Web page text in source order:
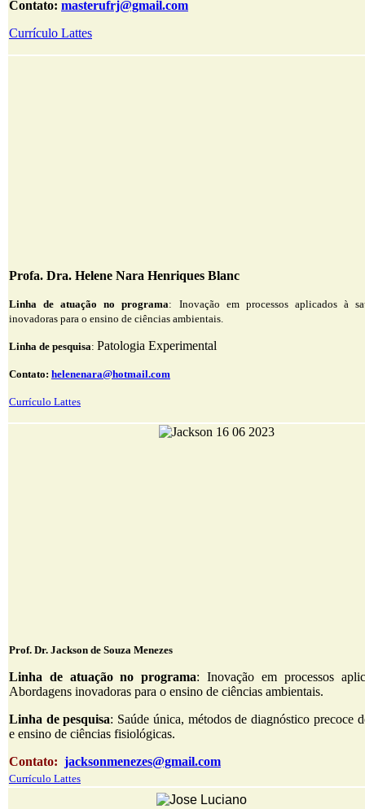
Contato: masterufrj@gmail.com
Currículo Lattes
Profa. Dra. Helene Nara Henriques Blanc
Linha de atuação no programa:
Inovação em processos aplicados à
inovadoras para o ensino de ciências ambientais.
Linha de pesquisa: Patologia Experimental
Contato: helenenara@hotmail.com
Currículo Lattes
Prof. Dr. Jackson de Souza Menezes
Linha de atuação no programa: Inovação em processos
Abordagens inovadoras para o ensino de ciências ambientais.
Linha de pesquisa: Saúde única, métodos de diagnóstico precoce
e ensino de ciências fisiológicas.
Contato: jacksonmenezes@gmail.com
Currículo Lattes